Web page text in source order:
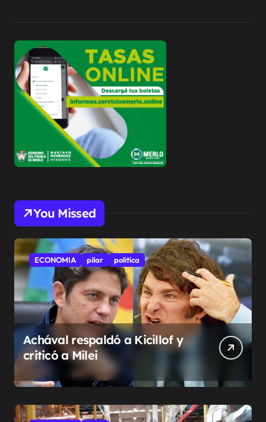
You Missed
ECONOMIA pilar politíca
Achával respaldó a Kicillof y
criticó a Milei